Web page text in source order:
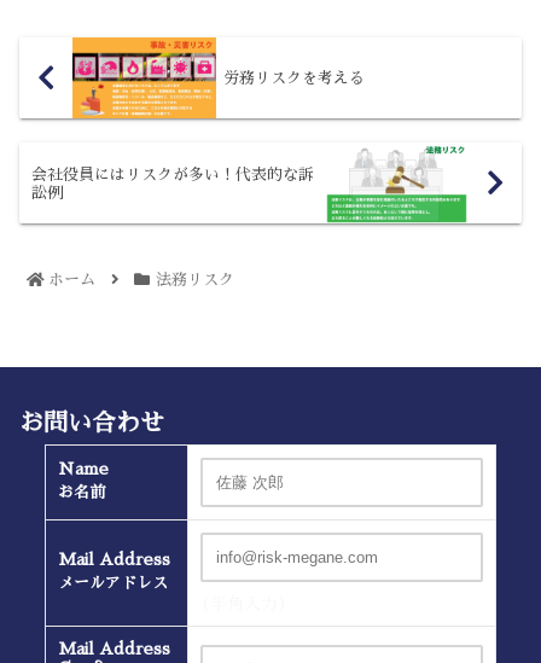
労務リスクを考える
会社役員にはリスクが多い！代表的な訴
訟例
ホーム 法務リスク
お問い合わせ
Name
お名前
Mail Address
メールアドレス
Mail Address